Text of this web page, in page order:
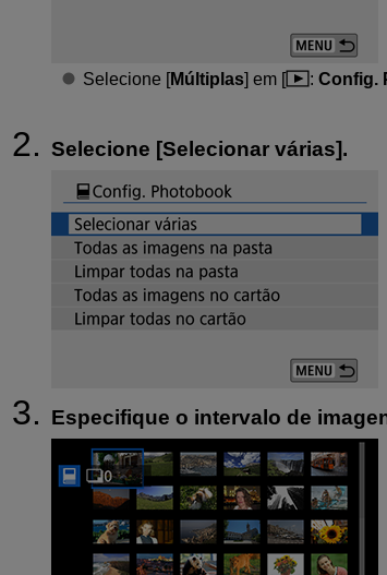
Selecione [Múltiplas] em [ : Config.
Selecione [Selecionar várias].
Especifique o intervalo de